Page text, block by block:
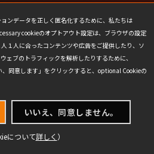
ンデータを正しく匿名化するために、私たちは
cookieのオプトアウト設定は、ブラウザの設定
１人に合ったコンテンツや広告をご提供したり、ソ
ェブのトラフィックを解析したりするために、
同意します」をクリックすると、optional Cookieの
いいえ、同意しません。
について詳しく ）
ー
個人情報の販売や共有を許可し
ない
プレスリリース
お問い合わせ